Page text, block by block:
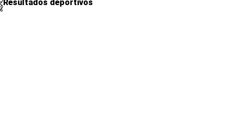
Resultados deportivos